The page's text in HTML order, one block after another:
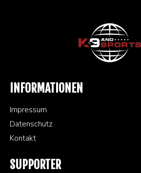
INFORMATIONEN
Impressum
Datenschutz
Kontakt
SUPPORTER